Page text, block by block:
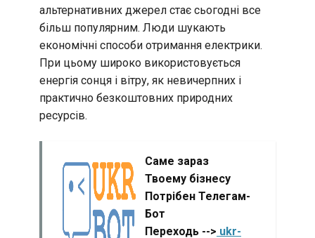
альтернативних джерел стає сьогодні все
більш популярним. Люди шукають
економічні способи отримання електрики.
При цьому широко використовується
енергія сонця і вітру, як невичерпних і
практично безкоштовних природних
ресурсів.
Саме зараз
Твоему бізнесу
Потрібен Телегам-
Бот
Переходь --> ukr-